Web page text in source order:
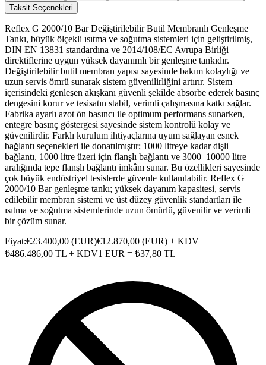
Taksit Seçenekleri
Reflex G 2000/10 Bar Değiştirilebilir Butil Membranlı Genleşme
Tankı, büyük ölçekli ısıtma ve soğutma sistemleri için geliştirilmiş,
DIN EN 13831 standardına ve 2014/108/EC Avrupa Birliği
direktiflerine uygun yüksek dayanımlı bir genleşme tankıdır.
Değiştirilebilir butil membran yapısı sayesinde bakım kolaylığı ve
uzun servis ömrü sunarak sistem güvenilirliğini artırır. Sistem
içerisindeki genleşen akışkanı güvenli şekilde absorbe ederek basınç
dengesini korur ve tesisatın stabil, verimli çalışmasına katkı sağlar.
Fabrika ayarlı azot ön basıncı ile optimum performans sunarken,
entegre basınç göstergesi sayesinde sistem kontrolü kolay ve
güvenilirdir. Farklı kurulum ihtiyaçlarına uyum sağlayan esnek
bağlantı seçenekleri ile donatılmıştır; 1000 litreye kadar dişli
bağlantı, 1000 litre üzeri için flanşlı bağlantı ve 3000–10000 litre
aralığında tepe flanşlı bağlantı imkânı sunar. Bu özellikleri sayesinde
çok büyük endüstriyel tesislerde güvenle kullanılabilir. Reflex G
2000/10 Bar genleşme tankı; yüksek dayanım kapasitesi, servis
edilebilir membran sistemi ve üst düzey güvenlik standartları ile
ısıtma ve soğutma sistemlerinde uzun ömürlü, güvenilir ve verimli
bir çözüm sunar.
Fiyat:€23.400,00 (EUR)€12.870,00 (EUR) + KDV
₺486.486,00 TL + KDV1 EUR = ₺37,80 TL